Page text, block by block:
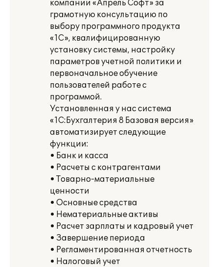
компании «Апрель Софт» за
грамотную консультацию по
выбору программного продукта
«1С», квалифицированную
установку системы, настройку
параметров учетной политики и
первоначальное обучение
пользователей работе с
программой.
Установленная у нас система
«1С:Бухгалтерия 8 Базовая версия»
автоматизирует следующие
функции:
• Банк и касса
• Расчеты с контрагентами
• Товарно-материальные
ценности
• Основные средства
• Нематериальные активы
• Расчет зарплаты и кадровый учет
• Завершение периода
• Регламентированная отчетность
• Налоговый учет